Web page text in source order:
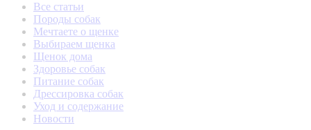
Все статьи
Породы собак
Мечтаете о щенке
Выбираем щенка
Щенок дома
Здоровье собак
Питание собак
Дрессировка собак
Уход и содержание
Новости